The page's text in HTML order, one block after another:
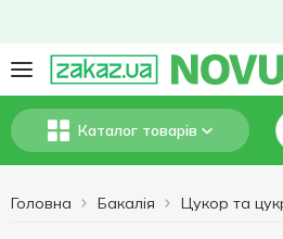
Каталог товарів
Головна Бакалія